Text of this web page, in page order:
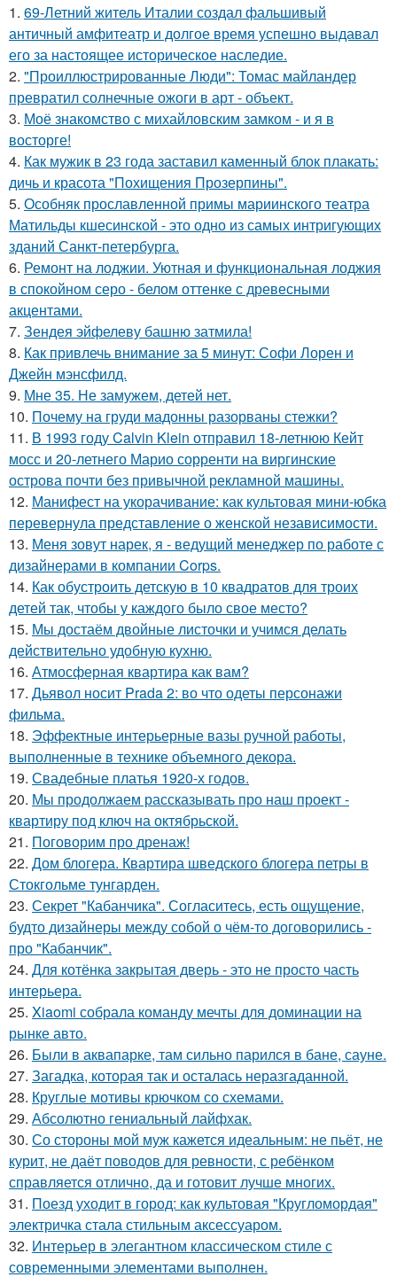
1. 69-Летний житель Италии создал фальшивый
античный амфитеатр и долгое время успешно выдавал
его за настоящее историческое наследие.
2. "Проиллюстрированные Люди": Томас майландер
превратил солнечные ожоги в арт - объект.
3. Моё знакомство с михайловским замком - и я в
восторге!
4. Как мужик в 23 года заставил каменный блок плакать:
дичь и красота "Похищения Прозерпины".
5. Особняк прославленной примы мариинского театра
Матильды кшесинской - это одно из самых интригующих
зданий Санкт-петербурга.
6. Ремонт на лоджии. Уютная и функциональная лоджия
в спокойном серо - белом оттенке с древесными
акцентами.
7. Зендея эйфелеву башню затмила!
8. Как привлечь внимание за 5 минут: Софи Лорен и
Джейн мэнсфилд.
9. Мне 35. Не замужем, детей нет.
10. Почему на груди мадонны разорваны стежки?
11. В 1993 году Calvin Klein отправил 18-летнюю Кейт
мосс и 20-летнего Марио сорренти на виргинские
острова почти без привычной рекламной машины.
12. Манифест на укорачивание: как культовая мини-юбка
перевернула представление о женской независимости.
13. Меня зовут нарек, я - ведущий менеджер по работе с
дизайнерами в компании Corps.
14. Как обустроить детскую в 10 квадратов для троих
детей так, чтобы у каждого было свое место?
15. Мы достаём двойные листочки и учимся делать
действительно удобную кухню.
16. Атмосферная квартира как вам?
17. Дьявол носит Prada 2: во что одеты персонажи
фильма.
18. Эффектные интерьерные вазы ручной работы,
выполненные в технике объемного декора.
19. Свадебные платья 1920-х годов.
20. Мы продолжаем рассказывать про наш проект -
квартиру под ключ на октябрьской.
21. Поговорим про дренаж!
22. Дом блогера. Квартира шведского блогера петры в
Стокгольме тунгарден.
23. Секрет "Кабанчика". Согласитесь, есть ощущение,
будто дизайнеры между собой о чём-то договорились -
про "Кабанчик".
24. Для котёнка закрытая дверь - это не просто часть
интерьера.
25. Xiaomi собрала команду мечты для доминации на
рынке авто.
26. Были в аквапарке, там сильно парился в бане, сауне.
27. Загадка, которая так и осталась неразгаданной.
28. Круглые мотивы крючком со схемами.
29. Абсолютно гениальный лайфхак.
30. Со стороны мой муж кажется идеальным: не пьёт, не
курит, не даёт поводов для ревности, с ребёнком
справляется отлично, да и готовит лучше многих.
31. Поезд уходит в город: как культовая "Кругломордая"
электричка стала стильным аксессуаром.
32. Интерьер в элегантном классическом стиле с
современными элементами выполнен.